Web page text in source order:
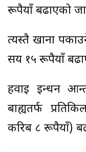
रूपैयाँ बढाएको
त्यस्तै खाना
सय १५ रूपैयाँ
हवाइ इन्धन
बाह्यतर्फ
करिब ८ रूपैयाँ)